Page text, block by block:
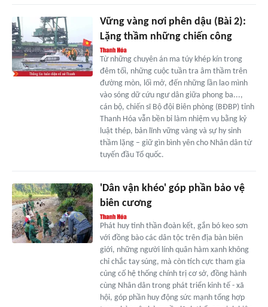
Vững vàng nơi phên dậu (Bài 2):
Lặng thầm những chiến công
Từ những chuyên án ma túy khép kín trong
đêm tối, những cuộc tuần tra âm thầm trên
đường mòn, lối mở, đến những lần lao mình
vào sóng dữ cứu ngư dân giữa phong ba...,
cán bộ, chiến sĩ Bộ đội Biên phòng (BĐBP) tỉnh
Thanh Hóa vẫn bền bỉ làm nhiệm vụ bằng kỷ
luật thép, bản lĩnh vững vàng và sự hy sinh
thầm lặng – giữ gìn bình yên cho Nhân dân từ
tuyến đầu Tổ quốc.
'Dân vận khéo' góp phần bảo vệ
biên cương
Phát huy tinh thần đoàn kết, gắn bó keo sơn
với đồng bào các dân tộc trên địa bàn biên
giới, những người lính quân hàm xanh không
chỉ chắc tay súng, mà còn tích cực tham gia
củng cố hệ thống chính trị cơ sở, đồng hành
cùng Nhân dân trong phát triển kinh tế - xã
hội, góp phần huy động sức mạnh tổng hợp